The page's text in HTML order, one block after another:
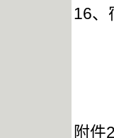
16、
附件2